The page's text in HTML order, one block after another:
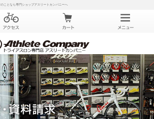
ことなら専門ショップアスリートカンパニーへ